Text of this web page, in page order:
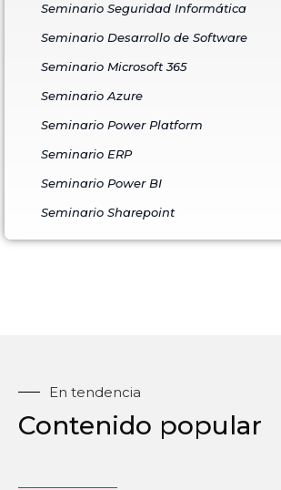
Seminario Seguridad Informática
Seminario Desarrollo de Software
Seminario Microsoft 365
Seminario Azure
Seminario Power Platform
Seminario ERP
Seminario Power BI
Seminario Sharepoint
En tendencia
Contenido popular